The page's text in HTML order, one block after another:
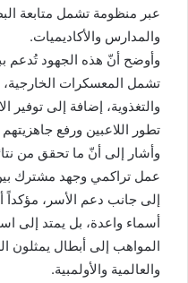
عبر منظومة تشمل متابعة
والمدارس والأكاديميات.
وأوضح أنّ هذه الجهود تُدعم
تشمل المعسكرات الخارجية،
والتغذوية، إضافة إلى توفير
تطور اللاعبين ورفع جاهزيتهم
وأشار إلى أنّ ما تحقق من
عمل تراكمي وجهد مشترك بين
إلى جانب دعم الأسر، مؤكداً
أسماء واعدة، بل يمتد إلى
المواهب إلى أبطال يمثلون
والعالمية والأولمبية.